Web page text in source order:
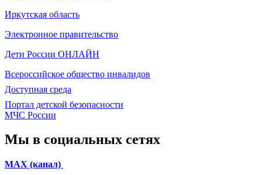
Иркутская область
Электронное правительство
Дети России ОНЛАЙН
Всероссийское общество инвалидов
Доступная среда
Портал детской безопасности
МЧС России
Мы в социальных сетях
МАХ (канал)